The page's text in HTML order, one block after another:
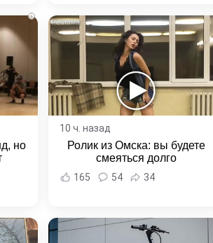
i
но
10 ч. назад
Ролик из Омска: вы будете
смеяться долго
165 54 34